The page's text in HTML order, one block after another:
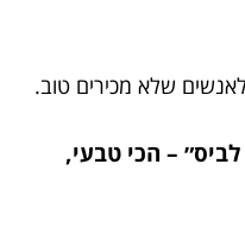
שלא מכירים טוב.
– הכי טבעי,